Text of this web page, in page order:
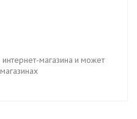
интернет-магазина и может